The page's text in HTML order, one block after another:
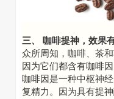
三、
咖啡提神，效果
众所周知， 咖啡、茶
因为它们都含有咖啡因
咖啡因是一种中枢神
复精力。因为具有提